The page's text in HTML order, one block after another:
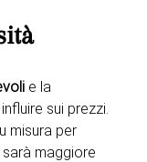
e la
sui prezzi.
misura per
maggiore